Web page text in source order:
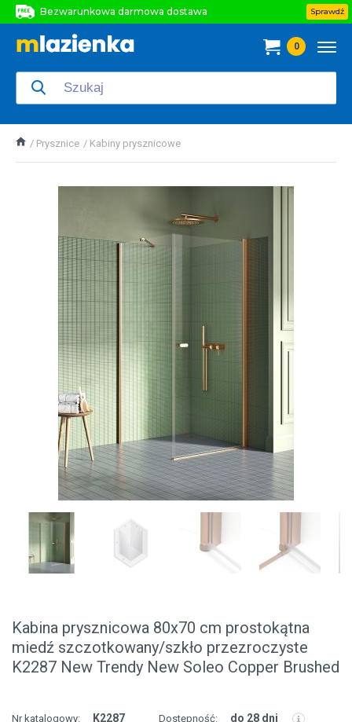
Bezwarunkowa darmowa dostawa
Bezwarunkowa darmowa dostawa
Sprawdź
0
Prysznice Kabiny prysznicowe
Kabina prysznicowa 80x70 cm prostokątna
miedź szczotkowany/szkło przezroczyste
K2287 New Trendy New Soleo Copper Brushed
Nr katalogowy: K2287 Dostępność: do 28 dni